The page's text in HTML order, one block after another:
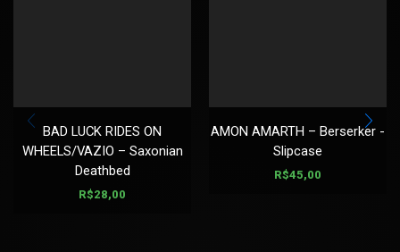
BAD LUCK RIDES ON
WHEELS/VAZIO – Saxonian
Deathbed
R$28,00
AMON AMARTH – Berserker -
Slipcase
R$45,00